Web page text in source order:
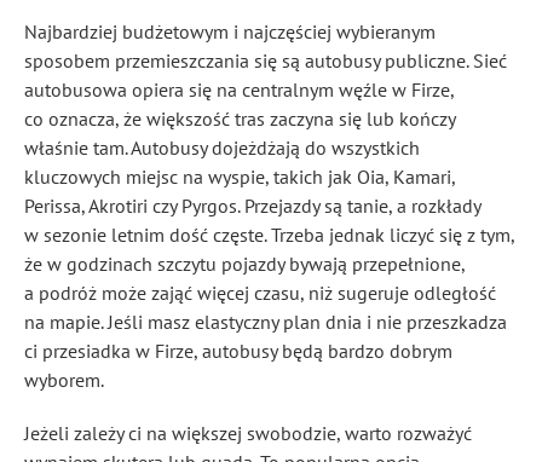
Najbardziej budżetowym i najczęściej wybieranym
sposobem przemieszczania się są autobusy publiczne. Sieć
autobusowa opiera się na centralnym węźle w Firze,
co oznacza, że większość tras zaczyna się lub kończy
właśnie tam. Autobusy dojeżdżają do wszystkich
kluczowych miejsc na wyspie, takich jak Oia, Kamari,
Perissa, Akrotiri czy Pyrgos. Przejazdy są tanie, a rozkłady
w sezonie letnim dość częste. Trzeba jednak liczyć się z tym,
że w godzinach szczytu pojazdy bywają przepełnione,
a podróż może zająć więcej czasu, niż sugeruje odległość
na mapie. Jeśli masz elastyczny plan dnia i nie przeszkadza
ci przesiadka w Firze, autobusy będą bardzo dobrym
wyborem.
Jeżeli zależy ci na większej swobodzie, warto rozważyć